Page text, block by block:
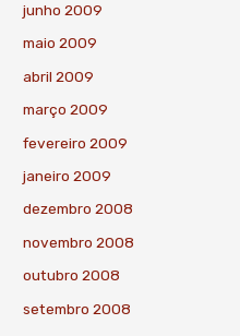
junho 2009
maio 2009
abril 2009
março 2009
fevereiro 2009
janeiro 2009
dezembro 2008
novembro 2008
outubro 2008
setembro 2008